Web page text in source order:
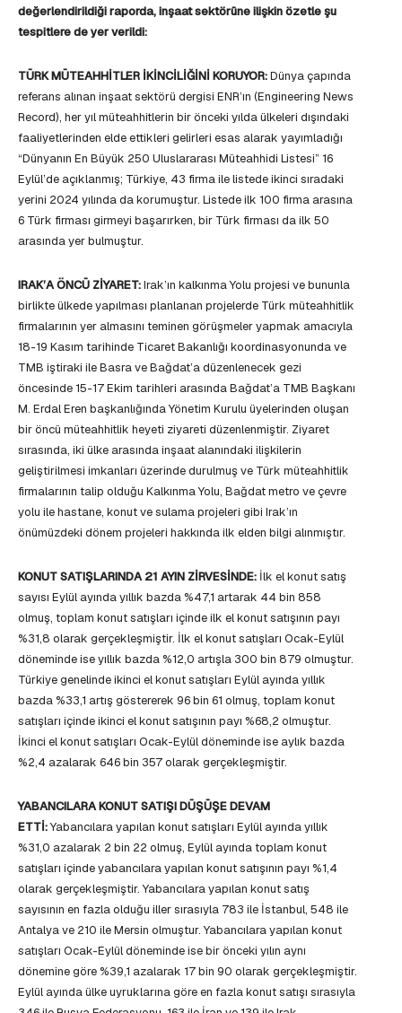
değerlendirildiği raporda, inşaat sektörüne ilişkin özetle şu
tespitlere de yer verildi:
TÜRK MÜTEAHHİTLER İKİNCİLİĞİNİ KORUYOR:Dünya çapında
referans alınan inşaat sektörü dergisi ENR’ın (Engineering News
Record), her yıl müteahhitlerin bir önceki yılda ülkeleri dışındaki
faaliyetlerinden elde ettikleri gelirleri esas alarak yayımladığı
“Dünyanın En Büyük 250 Uluslararası Müteahhidi Listesi” 16
Eylül’de açıklanmış; Türkiye, 43 firma ile listede ikinci sıradaki
yerini 2024 yılında da korumuştur. Listede ilk 100 firma arasına
6 Türk firması girmeyi başarırken, bir Türk firması da ilk 50
arasında yer bulmuştur.
IRAK’A ÖNCÜ ZİYARET:Irak’ın kalkınma Yolu projesi ve bununla
birlikte ülkede yapılması planlanan projelerde Türk müteahhitlik
firmalarının yer almasını teminen görüşmeler yapmak amacıyla
18-19 Kasım tarihinde Ticaret Bakanlığı koordinasyonunda ve
TMB iştiraki ile Basra ve Bağdat’a düzenlenecek gezi
öncesinde 15-17 Ekim tarihleri arasında Bağdat’a TMB Başkanı
M. Erdal Eren başkanlığında Yönetim Kurulu üyelerinden oluşan
bir öncü müteahhitlik heyeti ziyareti düzenlenmiştir. Ziyaret
sırasında, iki ülke arasında inşaat alanındaki ilişkilerin
geliştirilmesi imkanları üzerinde durulmuş ve Türk müteahhitlik
firmalarının talip olduğu Kalkınma Yolu, Bağdat metro ve çevre
yolu ile hastane, konut ve sulama projeleri gibi Irak’ın
önümüzdeki dönem projeleri hakkında ilk elden bilgi alınmıştır.
KONUT SATIŞLARINDA 21 AYIN ZİRVESİNDE: İlk el konut satış
sayısı Eylül ayında yıllık bazda %47,1 artarak 44 bin 858
olmuş, toplam konut satışları içinde ilk el konut satışının payı
%31,8 olarak gerçekleşmiştir. İlk el konut satışları Ocak-Eylül
döneminde ise yıllık bazda %12,0 artışla 300 bin 879 olmuştur.
Türkiye genelinde ikinci el konut satışları Eylül ayında yıllık
bazda %33,1 artış göstererek 96 bin 61 olmuş, toplam konut
satışları içinde ikinci el konut satışının payı %68,2 olmuştur.
İkinci el konut satışları Ocak-Eylül döneminde ise aylık bazda
%2,4 azalarak 646 bin 357 olarak gerçekleşmiştir.
YABANCILARA KONUT SATIŞI DÜŞÜŞE DEVAM
ETTİ:Yabancılara yapılan konut satışları Eylül ayında yıllık
%31,0 azalarak 2 bin 22 olmuş, Eylül ayında toplam konut
satışları içinde yabancılara yapılan konut satışının payı %1,4
olarak gerçekleşmiştir. Yabancılara yapılan konut satış
sayısının en fazla olduğu iller sırasıyla 783 ile İstanbul, 548 ile
Antalya ve 210 ile Mersin olmuştur. Yabancılara yapılan konut
satışları Ocak-Eylül döneminde ise bir önceki yılın aynı
dönemine göre %39,1 azalarak 17 bin 90 olarak gerçekleşmiştir.
Eylül ayında ülke uyruklarına göre en fazla konut satışı sırasıyla